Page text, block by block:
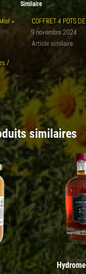
Similaire
»
COFFRET 4 POTS
9 novembre 2024
Article similaire
/
similaires